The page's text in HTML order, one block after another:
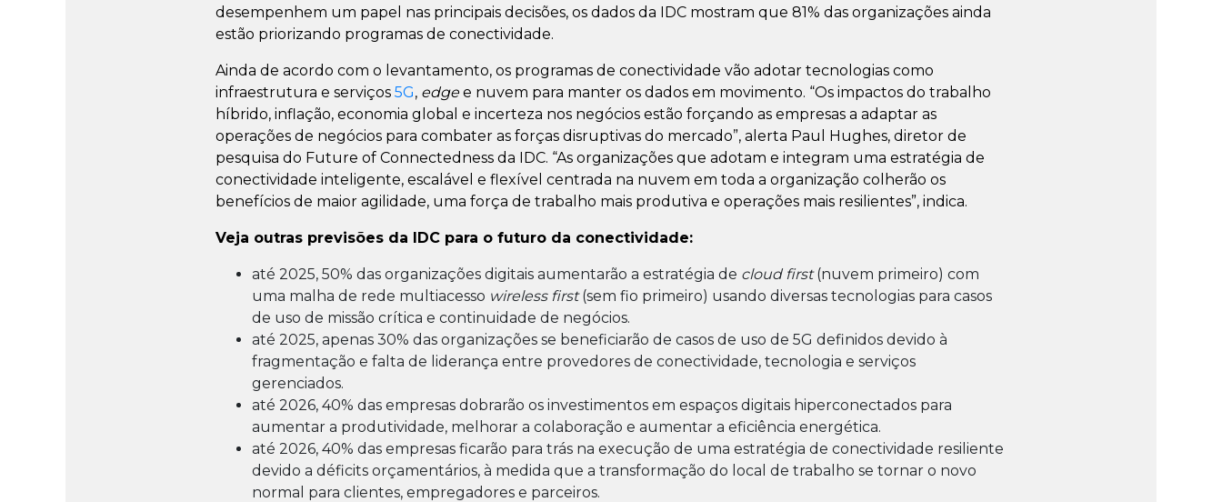
desempenhem um papel nas principais decisões, os dados da IDC mostram que 81% das organizações ainda
estão priorizando programas de conectividade.
Ainda de acordo com o levantamento, os programas de conectividade vão adotar tecnologias como
infraestrutura e serviços 5G, edgee nuvem para manter os dados em movimento. “Os impactos do trabalho
híbrido, inflação, economia global e incerteza nos negócios estão forçando as empresas a adaptar as
operações de negócios para combater as forças disruptivas do mercado”, alerta Paul Hughes, diretor de
pesquisa do Future of Connectedness da IDC. “As organizações que adotam e integram uma estratégia de
conectividade inteligente, escalável e flexível centrada na nuvem em toda a organização colherão os
benefícios de maior agilidade, uma força de trabalho mais produtiva e operações mais resilientes”, indica.
Veja outras previsões da IDC para o futuro da conectividade:
até 2025, 50% das organizações digitais aumentarão a estratégia de cloud first(nuvem primeiro) com
uma malha de rede multiacesso wireless first(sem fio primeiro) usando diversas tecnologias para casos
de uso de missão crítica e continuidade de negócios.
até 2025, apenas 30% das organizações se beneficiarão de casos de uso de 5G definidos devido à
fragmentação e falta de liderança entre provedores de conectividade, tecnologia e serviços
gerenciados.
até 2026, 40% das empresas dobrarão os investimentos em espaços digitais hiperconectados para
aumentar a produtividade, melhorar a colaboração e aumentar a eficiência energética.
até 2026, 40% das empresas ficarão para trás na execução de uma estratégia de conectividade resiliente
devido a déficits orçamentários, à medida que a transformação do local de trabalho se tornar o novo
normal para clientes, empregadores e parceiros.